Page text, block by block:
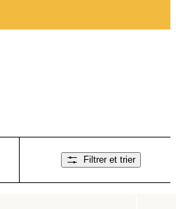
Filtrer et trier